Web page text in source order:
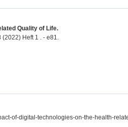
Quality of Life.
(2022) Heft 1 . - e81.
of-digital-technologies-on-the-health-